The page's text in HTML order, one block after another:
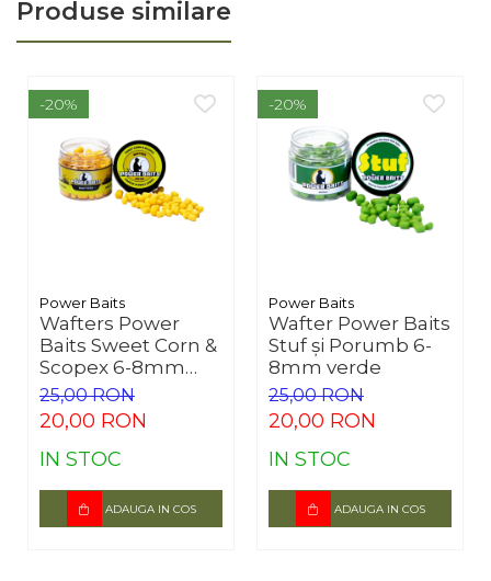
Produse similare
-20%
Power Baits
Wafters Power
Baits Sweet Corn &
Scopex 6-8mm
Portocaliu
25,00 RON
20,00 RON
IN STOC
ADAUGA IN COS
-20%
Power Baits
Wafter Power Baits
Stuf și Porumb 6-
8mm verde
25,00 RON
20,00 RON
IN STOC
ADAUGA IN COS